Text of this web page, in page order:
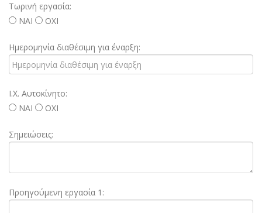
Τωρινή εργασία:
ΝΑΙ
ΟΧΙ
Ημερομηνία διαθέσιμη για έναρξη:
Ι.Χ. Αυτοκίνητο:
ΝΑΙ
ΟΧΙ
Σημειώσεις:
Προηγούμενη εργασία 1: